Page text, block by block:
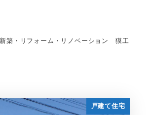
築・リフォーム・リノベーション 獏工
戸建て住宅